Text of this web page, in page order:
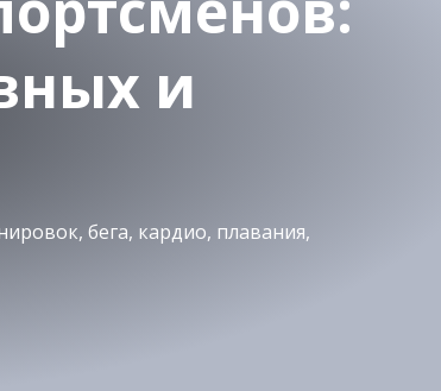
и
бега, кардио, плавания,